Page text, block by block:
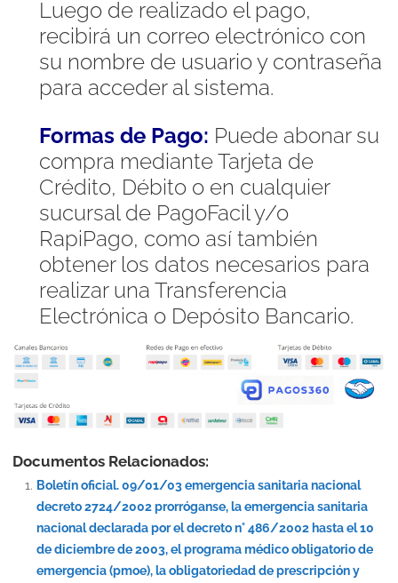
Luego de realizado el pago,
recibirá un correo electrónico con
su nombre de usuario y contraseña
para acceder al sistema.
Formas de Pago: Puede abonar su
compra mediante Tarjeta de
Crédito, Débito o en cualquier
sucursal de PagoFacil y/o
RapiPago, como así también
obtener los datos necesarios para
realizar una Transferencia
Electrónica o Depósito Bancario.
Documentos Relacionados:
Boletín oficial. 09/01/03 emergencia sanitaria nacional
decreto 2724/2002 prorróganse, la emergencia sanitaria
nacional declarada por el decreto n° 486/2002 hasta el 10
de diciembre de 2003, el programa médico obligatorio de
emergencia (pmoe), la obligatoriedad de prescripción y